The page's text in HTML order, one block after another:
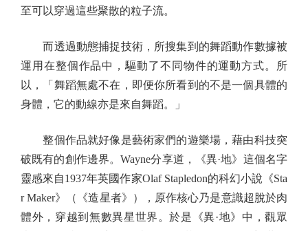
至可以穿過這些聚散的粒子流。
而透過動態捕捉技術，所搜集到的舞蹈動作數據被
運用在整個作品中，驅動了不同物件的運動方式。所
以，「舞蹈無處不在，即便你所看到的不是一個具體的
身體，它的動線亦是來自舞蹈。」
整個作品就好像是藝術家們的遊樂場，藉由科技突
破既有的創作邊界。Wayne分享道，《異·地》這個名字
靈感來自1937年英國作家Olaf Stapledon的科幻小說《Sta
r Maker》（《造星者》），原作核心乃是意識超脫於肉
體外，穿越到無數異星世界。於是《異·地》中，觀眾